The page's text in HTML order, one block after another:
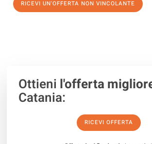
RICEVI UN'OFFERTA NON VINCOLANTE
Ottieni l'offerta
Catania:
RICEVI OFFERTA